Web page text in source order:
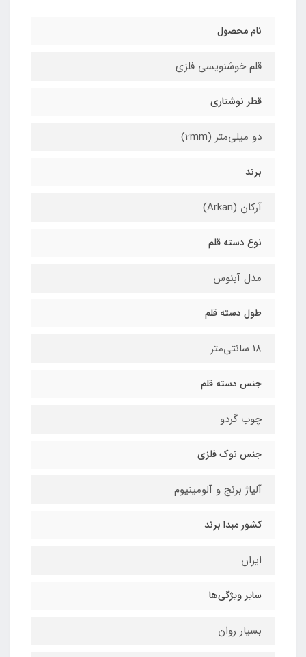
نام محصول
قلم خوشنویسی فلزی
قطر نوشتاری
دو میلی‌متر (2mm)
برند
آرکان (Arkan)
نوع دسته قلم
مدل آبنوس
طول دسته قلم
18 سانتی‌متر
جنس دسته قلم
چوب گردو
جنس نوک فلزی
آلیاژ برنج و آلومینیوم
کشور مبدا برند
ایران
سایر ویژگی‌ها
بسیار روان